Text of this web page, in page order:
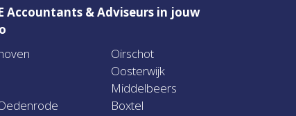
Accountants & Adviseurs in jouw
Oirschot
Oosterwijk
Middelbeers
Boxtel